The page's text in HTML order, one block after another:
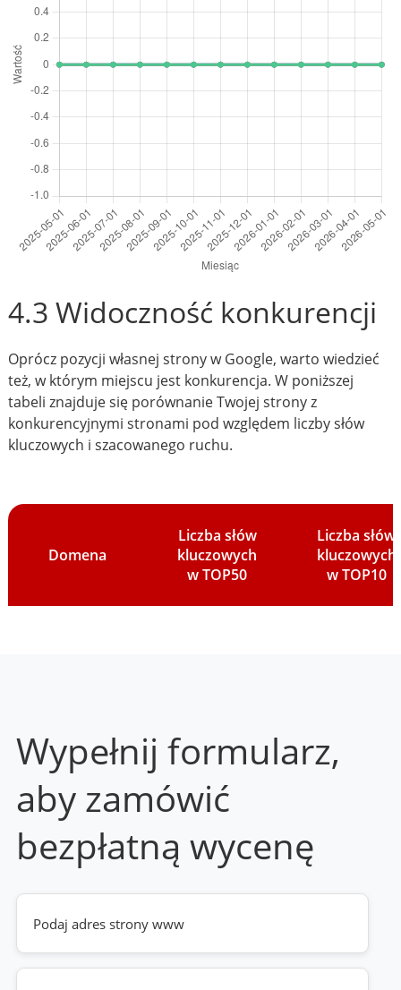
4.3 Widoczność konkurencji
Oprócz pozycji własnej strony w Google, warto wiedzieć
też, w którym miejscu jest konkurencja. W poniższej
tabeli znajduje się porównanie Twojej strony z
konkurencyjnymi stronami pod względem liczby słów
kluczowych i szacowanego ruchu.
Domena
Liczba słów
kluczowych
w TOP50
Liczba słów
kluczowych
w TOP10
Wypełnij formularz,
aby zamówić
bezpłatną wycenę
Twoja
strona
www
(wymagane)
Telefon